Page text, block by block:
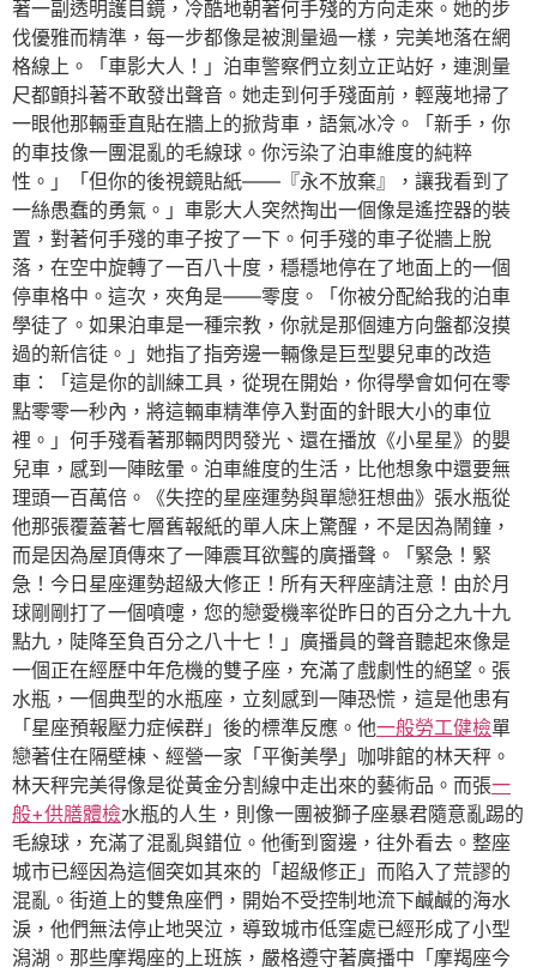
著一副透明護目鏡，冷酷地朝著何手殘的方向走來。她的步
伐優雅而精準，每一步都像是被測量過一樣，完美地落在網
格線上。「車影大人！」泊車警察們立刻立正站好，連測量
尺都顫抖著不敢發出聲音。她走到何手殘面前，輕蔑地掃了
一眼他那輛垂直貼在牆上的掀背車，語氣冰冷。「新手，你
的車技像一團混亂的毛線球。你污染了泊車維度的純粹
性。」「但你的後視鏡貼紙——『永不放棄』，讓我看到了
一絲愚蠢的勇氣。」車影大人突然掏出一個像是遙控器的裝
置，對著何手殘的車子按了一下。何手殘的車子從牆上脫
落，在空中旋轉了一百八十度，穩穩地停在了地面上的一個
停車格中。這次，夾角是——零度。「你被分配給我的泊車
學徒了。如果泊車是一種宗教，你就是那個連方向盤都沒摸
過的新信徒。」她指了指旁邊一輛像是巨型嬰兒車的改造
車：「這是你的訓練工具，從現在開始，你得學會如何在零
點零零一秒內，將這輛車精準停入對面的針眼大小的車位
裡。」何手殘看著那輛閃閃發光、還在播放《小星星》的嬰
兒車，感到一陣眩暈。泊車維度的生活，比他想象中還要無
理頭一百萬倍。《失控的星座運勢與單戀狂想曲》張水瓶從
他那張覆蓋著七層舊報紙的單人床上驚醒，不是因為鬧鐘，
而是因為屋頂傳來了一陣震耳欲聾的廣播聲。「緊急！緊
急！今日星座運勢超級大修正！所有天秤座請注意！由於月
球剛剛打了一個噴嚏，您的戀愛機率從昨日的百分之九十九
點九，陡降至負百分之八十七！」廣播員的聲音聽起來像是
一個正在經歷中年危機的雙子座，充滿了戲劇性的絕望。張
水瓶，一個典型的水瓶座，立刻感到一陣恐慌，這是他患有
「星座預報壓力症候群」後的標準反應。他一般勞工健檢單
戀著住在隔壁棟、經營一家「平衡美學」咖啡館的林天秤。
林天秤完美得像是從黃金分割線中走出來的藝術品。而張一
般+供膳體檢水瓶的人生，則像一團被獅子座暴君隨意亂踢的
毛線球，充滿了混亂與錯位。他衝到窗邊，往外看去。整座
城市已經因為這個突如其來的「超級修正」而陷入了荒謬的
混亂。街道上的雙魚座們，開始不受控制地流下鹹鹹的海水
淚，他們無法停止地哭泣，導致城市低窪處已經形成了小型
潟湖。那些摩羯座的上班族，嚴格遵守著廣播中「摩羯座今